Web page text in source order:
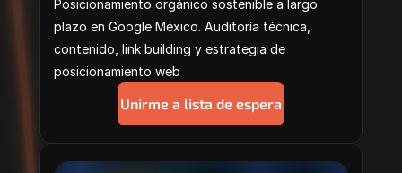
Posicionamiento orgánico sostenible a largo
plazo en Google México. Auditoría técnica,
contenido, link building y estrategia de
posicionamiento web
Unirme a lista de espera